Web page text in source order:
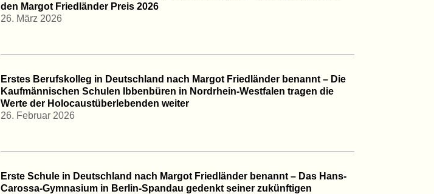
den Margot Friedländer Preis 2026
26. März 2026
Erstes Berufskolleg in Deutschland nach Margot Friedländer benannt – Die
Kaufmännischen Schulen Ibbenbüren in Nordrhein-Westfalen tragen die
Werte der Holocaustüberlebenden weiter
26. Februar 2026
Erste Schule in Deutschland nach Margot Friedländer benannt – Das Hans-
Carossa-Gymnasium in Berlin-Spandau gedenkt seiner zukünftigen